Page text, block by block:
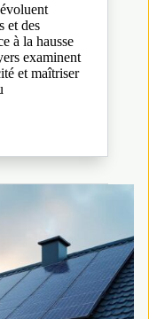
et des
à la hausse
examinent
et maîtriser